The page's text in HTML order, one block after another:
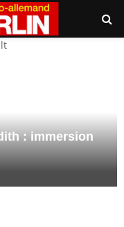
: immersion